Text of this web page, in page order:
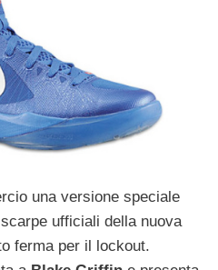
una versione speciale
ufficiali della nuova
ferma per il lockout.